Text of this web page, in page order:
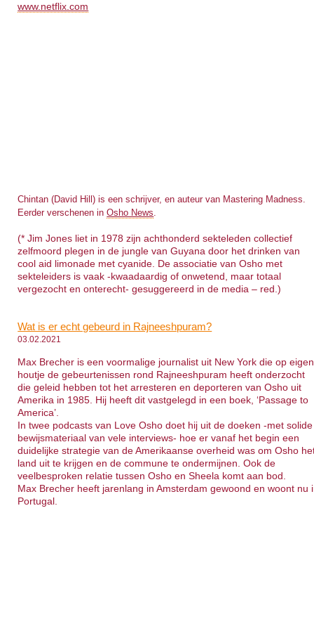
www.netflix.com
Chintan (David Hill) is een schrijver, en auteur van Mastering Madness.
Eerder verschenen inOsho News.
(* Jim Jones liet in 1978 zijn achthonderd sekteleden collectief
zelfmoord plegen in de jungle van Guyana door het drinken van
cool aid limonade met cyanide. De associatie van Osho met
sekteleiders is vaak -kwaadaardig of onwetend, maar totaal
vergezocht en onterecht- gesuggereerd in de media – red.)
Wat is er echt gebeurd in Rajneeshpuram?
03.02.2021
Max Brecher is een voormalige journalist uit New York die op eigen
houtje de gebeurtenissen rond Rajneeshpuram heeft onderzocht
die geleid hebben tot het arresteren en deporteren van Osho uit
Amerika in 1985. Hij heeft dit vastgelegd in een boek, ‘Passage to
America’.
In twee podcasts van Love Osho doet hij uit de doeken -met solide
bewijsmateriaal van vele interviews- hoe er vanaf het begin een
duidelijke strategie van de Amerikaanse overheid was om Osho
land uit te krijgen en de commune te ondermijnen. Ook de
veelbesproken relatie tussen Osho en Sheela komt aan bod.
Max Brecher heeft jarenlang in Amsterdam gewoond en woont nu
Portugal.